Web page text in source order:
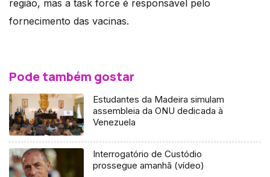
região, mas a task force é responsável pelo
fornecimento das vacinas.
Pode também gostar
Estudantes da Madeira simulam
assembleia da ONU dedicada à
Venezuela
Interrogatório de Custódio
prossegue amanhã (vídeo)